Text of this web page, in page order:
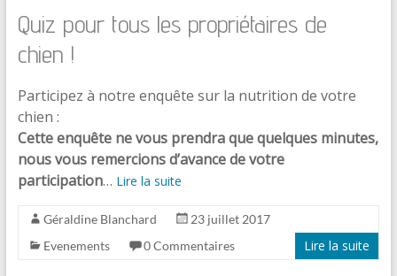
Quiz pour tous les propriétaires de
chien !
Participez à notre enquête sur la nutrition de votre
chien :
Cette enquête ne vous prendra que quelques minutes,
nous vous remercions d’avance de votre
participation… Lire la suite
Géraldine Blanchard
23 juillet 2017
Evenements
0 Commentaires Lire la suite